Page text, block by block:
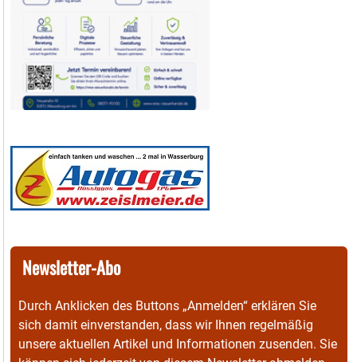
Newsletter-Abo
Durch Anklicken des Buttons „Anmelden“ erklären Sie
sich damit einverstanden, dass wir Ihnen regelmäßig
unsere aktuellen Artikel und Informationen zusenden. Sie